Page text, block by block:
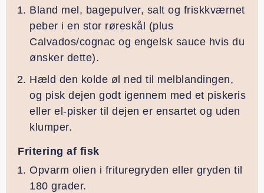
Bland mel, bagepulver, salt og friskkværnet
peber i en stor røreskål (plus
Calvados/cognac og engelsk sauce hvis du
ønsker dette).
Hæld den kolde øl ned til melblandingen,
og pisk dejen godt igennem med et piskeris
eller el-pisker til dejen er ensartet og uden
klumper.
Fritering af fisk
Opvarm olien i frituregryden eller gryden til
180 grader.